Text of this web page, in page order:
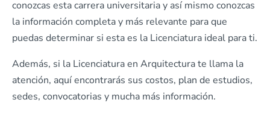
conozcas esta carrera universitaria y así mismo conozcas
la información completa y más relevante para que
puedas determinar si esta es la Licenciatura ideal para ti.
Además, si la Licenciatura en Arquitectura te llama la
atención, aquí encontrarás sus costos, plan de estudios,
sedes, convocatorias y mucha más información.